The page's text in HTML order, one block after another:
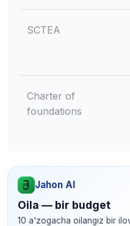
SCTEA
Charter of
foundations
Jahon AI
Oila — bir budget
10 a'zogacha oilangiz bir